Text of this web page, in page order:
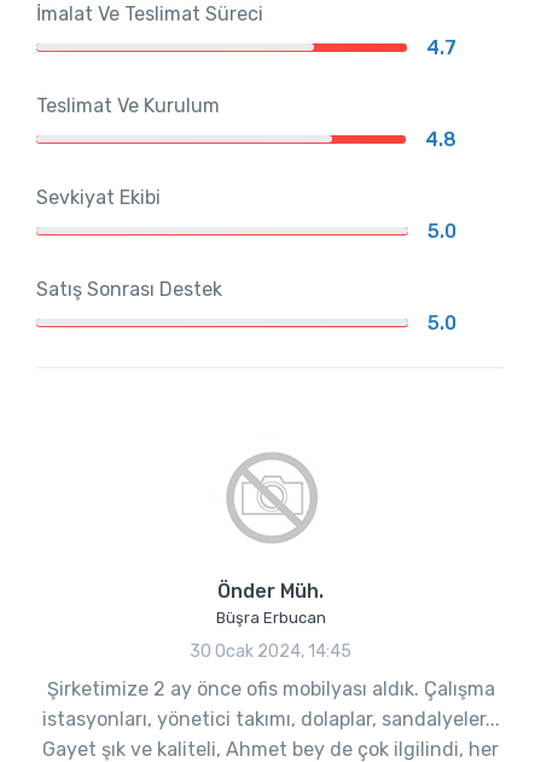
İmalat Ve Teslimat Süreci
4.7
Teslimat Ve Kurulum
4.8
Sevkiyat Ekibi
5.0
Satış Sonrası Destek
5.0
Önder Müh.
Büşra Erbucan
30 Ocak 2024, 14:45
Şirketimize 2 ay önce ofis mobilyası aldık. Çalışma
istasyonları, yönetici takımı, dolaplar, sandalyeler...
Gayet şık ve kaliteli, Ahmet bey de çok ilgilindi, her